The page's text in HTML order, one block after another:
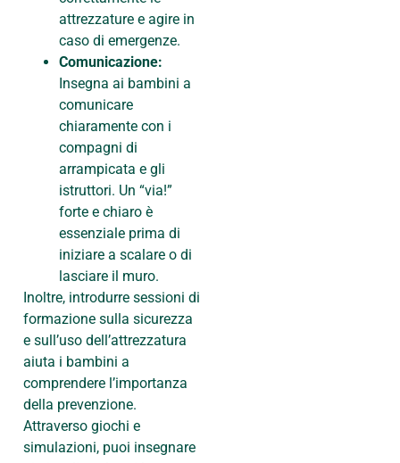
attrezzature e agire in
caso di emergenze.
Comunicazione:
Insegna ai bambini a
comunicare
chiaramente con i
compagni di
arrampicata e gli
istruttori. Un “via!”
forte e chiaro è
essenziale prima di
iniziare a scalare o di
lasciare il muro.
Inoltre, introdurre sessioni di
formazione sulla sicurezza
e sull’uso dell’attrezzatura
aiuta i bambini a
comprendere l’importanza
della prevenzione.
Attraverso giochi e
simulazioni, puoi insegnare